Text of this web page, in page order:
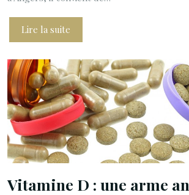
Lire la suite
Vitamine D : une arme